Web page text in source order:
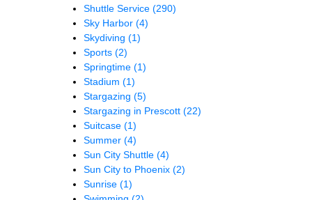
Shuttle Service (290)
Sky Harbor (4)
Skydiving (1)
Sports (2)
Springtime (1)
Stadium (1)
Stargazing (5)
Stargazing in Prescott (22)
Suitcase (1)
Summer (4)
Sun City Shuttle (4)
Sun City to Phoenix (2)
Sunrise (1)